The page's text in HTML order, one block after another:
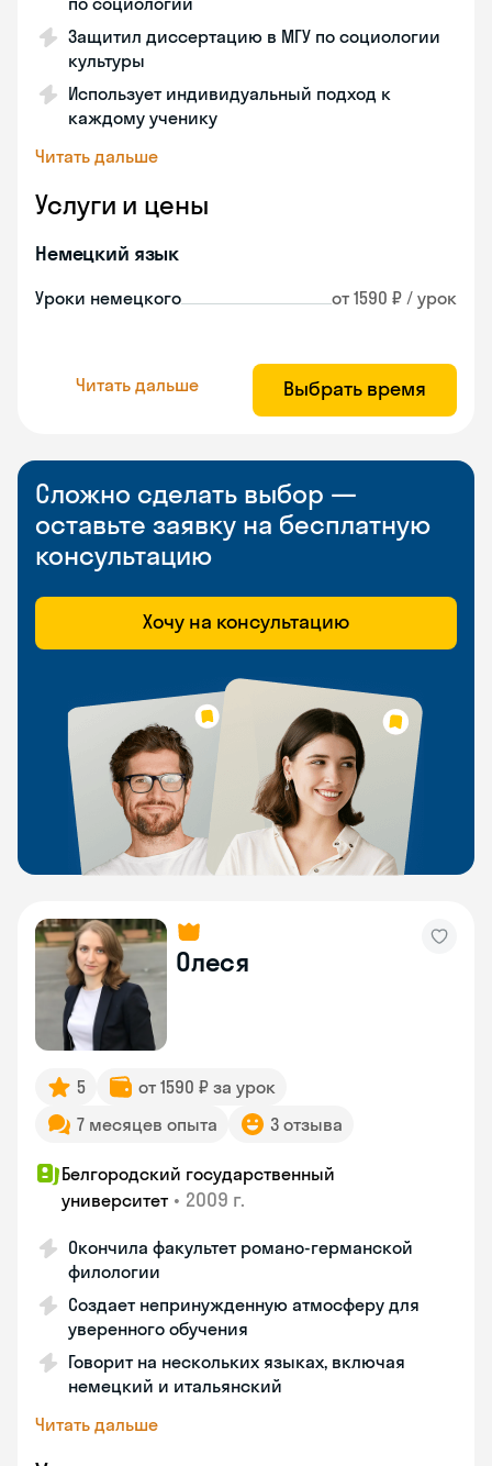
Защитил диссертацию в МГУ по социологии
культуры
Использует индивидуальный подход к
каждому ученику
Читать дальше
Услуги и цены
Немецкий язык
Уроки немецкого от 1590 ₽ / урок
Читать дальше Выбрать время
Сложно сделать выбор —
оставьте заявку на бесплатную
консультацию
Хочу на консультацию
Олеся
5
от 1590 ₽ за урок
7 месяцев опыта
3 отзыва
Белгородский государственный
университет • 2009 г.
Окончила факультет романо-германской
филологии
Создает непринужденную атмосферу для
уверенного обучения
Говорит на нескольких языках, включая
немецкий и итальянский
Читать дальше